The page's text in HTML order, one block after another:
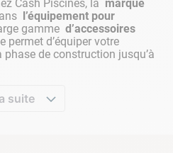
Cash Piscines, la marque
l’équipement pour
gamme d’accessoires
permet d’équiper votre
de construction jusqu’à
suite